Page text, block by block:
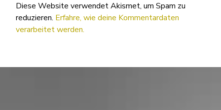
Diese Website verwendet Akismet, um Spam zu
reduzieren. Erfahre, wie deine Kommentardaten
verarbeitet werden.